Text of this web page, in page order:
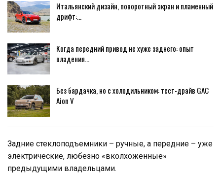
Итальянский дизайн, поворотный экран и пламенный
дрифт:…
Когда передний привод не хуже заднего: опыт
владения…
Без бардачка, но с холодильником: тест-драйв GAC
Aion V
Задние стеклоподъемники – ручные, а передние – уже
электрические, любезно «вколхоженные»
предыдущими владельцами.